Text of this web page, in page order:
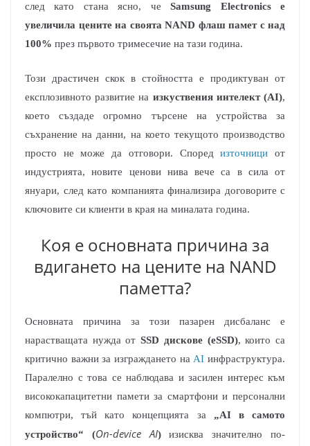
след като стана ясно, чеSamsung Electronics е
увеличила цените на своята NAND флаш памет с над
100% през първото тримесечие на тази година.
Този драстичен скок в стойността е продиктуван от
експлозивното развитие на изкуствения интелект (AI),
което създаде огромно търсене на устройства за
съхранение на данни, на което текущото производство
просто не може да отговори. Споредизточнициот
индустрията, новите ценови нива вече са в сила от
януари, след като компанията финализира договорите с
ключовите си клиенти в края на миналата година.
Коя е основната причина за
вдигането на цените на NAND
паметта?
Основната причина за този пазарен дисбаланс е
нарастващата нужда отSSD дискове (eSSD), които са
критично важни за изграждането на AI инфраструктура.
Паралелно с това се наблюдава и засилен интерес към
висококапацитетни памети за смартфони и персонални
компютри, тъй като концепцията за „AI в самото
устройство“ (On-device AI)изисква значително по-